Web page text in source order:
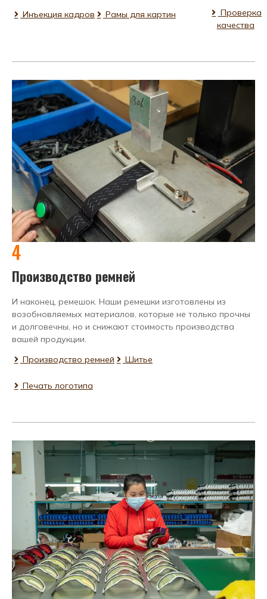
Инъекция кадров
Рамы для картин
Проверка
качества
4
Производство ремней
И наконец, ремешок. Наши ремешки изготовлены из
возобновляемых материалов, которые не только прочны
и долговечны, но и снижают стоимость производства
вашей продукции.
Производство ремней
Шитье
Печать логотипа